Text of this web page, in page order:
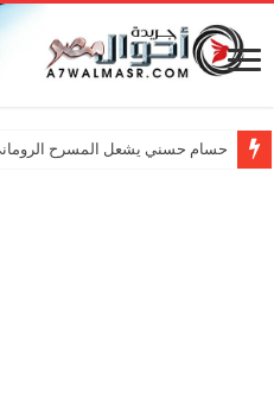
حسام حسني يشعل المسرح